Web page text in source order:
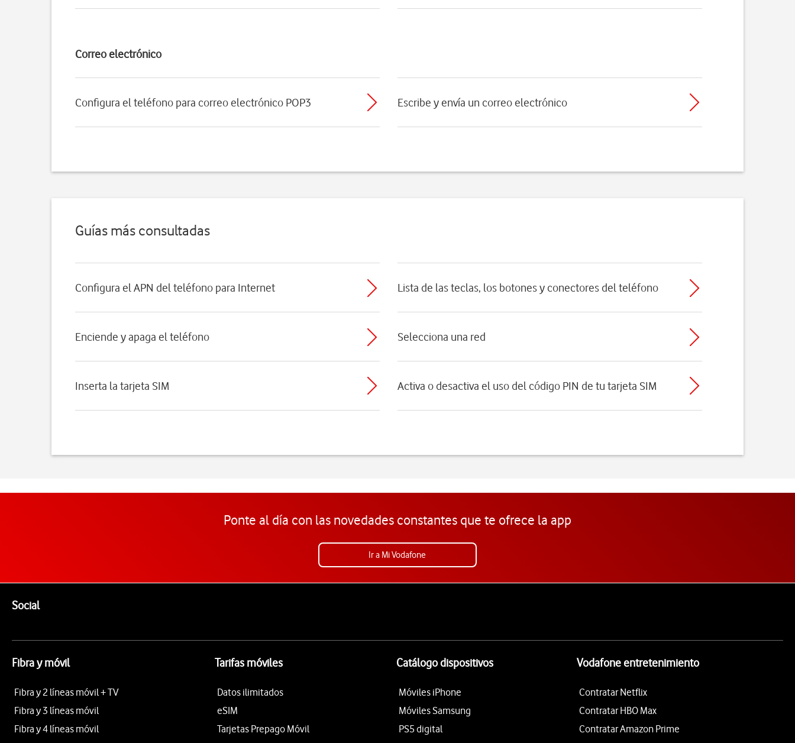
Correo electrónico
Configura el teléfono para correo electrónico POP3 Escribe y envía un correo electrónico
Guías más consultadas
Configura el APN del teléfono para Internet Lista de las teclas, los botones y conectores del teléfono
Enciende y apaga el teléfono Selecciona una red
Inserta la tarjeta SIM Activa o desactiva el uso del código PIN de tu tarjeta SIM
Ponte al día con las novedades constantes que te ofrece la app
Ir a Mi Vodafone
SocialEnlaces a las redes sociales de Vodafone
Fibra y móvil
Fibra y 2 líneas móvil + TV
Fibra y 3 líneas móvil
Fibra y 4 líneas móvil
Tarifas móviles
Datos ilimitados
eSIM
Tarjetas Prepago Móvil
Catálogo dispositivos
Móviles iPhone
Móviles Samsung
PS5 digital
Vodafone entretenimiento
Contratar Netflix
Contratar HBO Max
Contratar Amazon Prime